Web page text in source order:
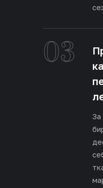
03
За